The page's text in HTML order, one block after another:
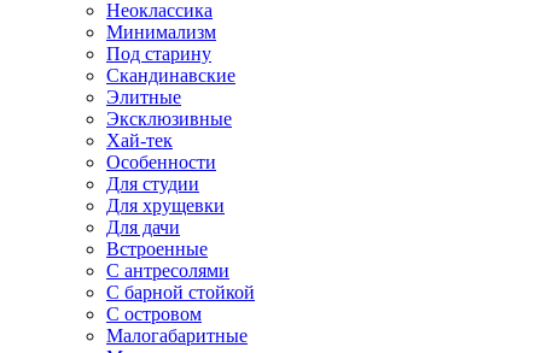
Неоклассика
Минимализм
Под старину
Скандинавские
Элитные
Эксклюзивные
Хай-тек
Особенности
Для студии
Для хрущевки
Для дачи
Встроенные
С антресолями
С барной стойкой
С островом
Малогабаритные